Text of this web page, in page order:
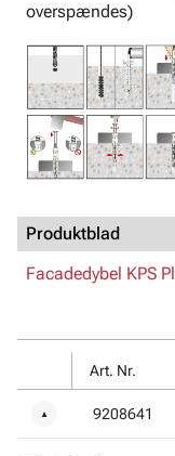
overspændes)
Produktblad
Facadedybel KPS
Art. Nr.
▼ 9208641